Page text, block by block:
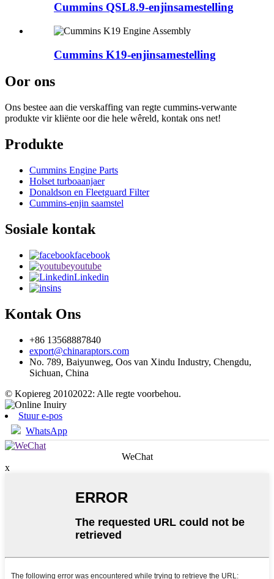
Cummins QSL8.9-enjinsamestelling
Cummins K19-enjinsamestelling
Oor ons
Ons bestee aan die verskaffing van regte cummins-verwante
produkte vir kliënte oor die hele wêreld, kontak ons ​​net!
Produkte
Cummins Engine Parts
Holset turboaanjaer
Donaldson en Fleetguard Filter
Cummins-enjin saamstel
Sosiale kontak
facebook
youtube
Linkedin
ins
Kontak Ons
+86 13568887840
export@chinaraptors.com
No. 789, Baiyunweg, Oos van Xindu Industry, Chengdu,
Sichuan, China
© Kopiereg 20102022: Alle regte voorbehou.
Stuur e-pos
WhatsApp
WeChat
x